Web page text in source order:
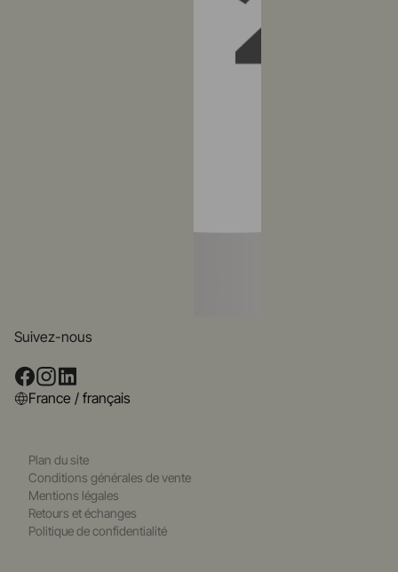
Suivez-nous
France / français
Plan du site
Conditions générales de vente
Mentions légales
Retours et échanges
Politique de confidentialité